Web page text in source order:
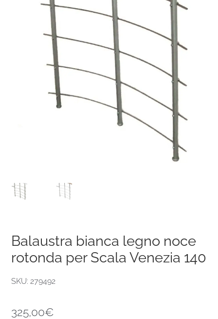
Balaustra bianca legno noce
rotonda per Scala Venezia 140
SKU: 279492
325,00€